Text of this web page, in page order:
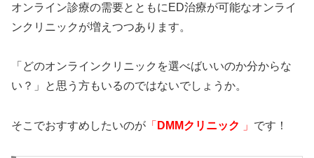
オンライン診療の需要とともにED治療が可能なオンライ
ンクリニックが増えつつあります。
「どのオンラインクリニックを選べばいいのか分からな
い？」と思う方もいるのではないでしょうか。
そこでおすすめしたいのが 「 DMMクリニック 」 です！